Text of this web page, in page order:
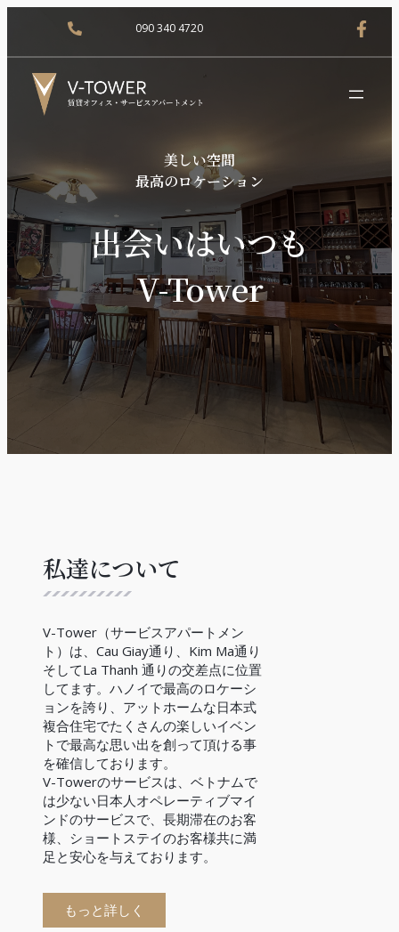
090 340 4720
美しい空間
最高のロケーション
出会いはいつも
V-Tower
私達について
V-Tower（サービスアパートメン
ト）は、Cau Giay通り、Kim Ma通り
そしてLa Thanh 通りの交差点に位置
してます。ハノイで最高のロケーシ
ョンを誇り、アットホームな日本式
複合住宅でたくさんの楽しいイベン
トで最高な思い出を創って頂ける事
を確信しております。
V-Towerのサービスは、ベトナムで
は少ない日本人オペレーティブマイ
ンドのサービスで、長期滞在のお客
様、ショートステイのお客様共に満
足と安心を与えております。
もっと詳しく